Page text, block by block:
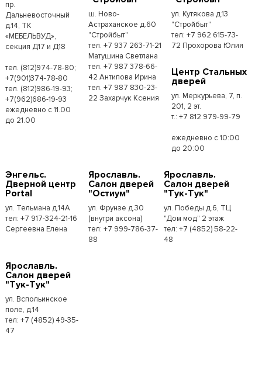
пр.
Дальневосточный
д.14, ТК
«МЕБЕЛЬВУД»,
секция Д17 и Д18
тел. (812)974-78-80;
+7(901)374-78-80
тел. (812)986-19-93;
+7(962)686-19-93
ежедневно с 11.00
до 21.00
ш. Ново-
Астраханское д.60
"Стройбыт"
тел. +7 937 263-71-21
Матушина Светлана
тел. +7 987 378-66-
42 Антипова Ирина
тел. +7 987 830-23-
22 Захарчук Ксения
ул. Кутякова д.13
"Стройбыт"
тел: +7 962 615-73-
72 Прохорова Юлия
Центр Стальных
дверей
ул. Меркурьева, 7, п.
201, 2 эт.
т.: +7 812 979-99-79
ежедневно с 10:00
до 20:00
Энгельс.
Дверной центр
Portal
ул. Тельмана д.14А
тел: +7 917-324-21-16
Сергеевна Елена
Ярославль.
Салон дверей
"Остиум"
ул. Фрунзе д.30
(внутри аксона)
тел: +7 999-786-37-
88
Ярославль.
Салон дверей
"Тук-Тук"
ул. Победы д.6, ТЦ
"Дом мод" 2 этаж
тел: +7 (4852) 58-22-
48
Ярославль.
Салон дверей
"Тук-Тук"
ул. Вспольинское
поле, д.14
тел: +7 (4852) 49-35-
47